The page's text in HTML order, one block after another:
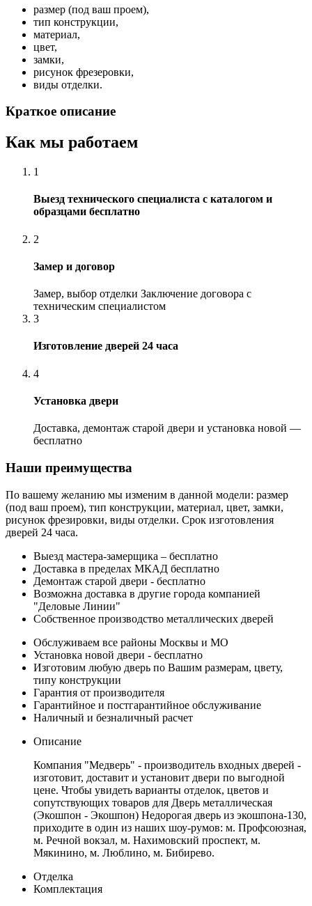
размер (под ваш проем),
тип конструкции,
материал,
цвет,
замки,
рисунок фрезеровки,
виды отделки.
Краткое описание
Как мы работаем
1
Выезд технического специалиста с каталогом и
образцами бесплатно
2
Замер и договор
Замер, выбор отделки Заключение договора с
техническим специалистом
3
Изготовление дверей 24 часа
4
Установка двери
Доставка, демонтаж старой двери и установка новой —
бесплатно
Наши преимущества
По вашему желанию мы изменим в данной модели: размер
(под ваш проем), тип конструкции, материал, цвет, замки,
рисунок фрезировки, виды отделки. Срок изготовления
дверей 24 часа.
Выезд мастера-замерщика – бесплатно
Доставка в пределах МКАД бесплатно
Демонтаж старой двери - бесплатно
Возможна доставка в другие города компанией
"Деловые Линии"
Собственное производство металлических дверей
Обслуживаем все районы Москвы и МО
Установка новой двери - бесплатно
Изготовим любую дверь по Вашим размерам, цвету,
типу конструкции
Гарантия от производителя
Гарантийное и постгарантийное обслуживание
Наличный и безналичный расчет
Описание
Компания "Медверь" - производитель входных дверей -
изготовит, доставит и установит двери по выгодной
цене. Чтобы увидеть варианты отделок, цветов и
сопутствующих товаров для Дверь металлическая
(Экошпон - Экошпон) Недорогая дверь из экошпона-130,
приходите в один из наших шоу-румов: м. Профсоюзная,
м. Речной вокзал, м. Нахимовский проспект, м.
Мякинино, м. Люблино, м. Бибирево.
Отделка
Комплектация